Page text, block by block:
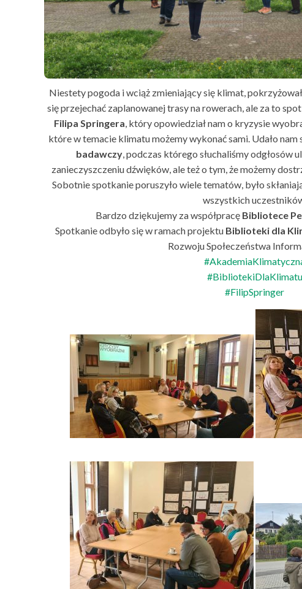
Niestety pogoda i wciąż zmieniający się klimat,
się przejechać zaplanowanej trasy na rowerach, ale za to
Filipa Springera, który opowiedział nam o kryzysie
które w temacie klimatu możemy wykonać sami. Udało
badawczy, podczas którego słuchaliśmy odgłosów
zanieczyszczeniu dźwięków, ale też o tym, że możemy
Sobotnie spotkanie poruszyło wiele tematów, było
wszystkich
Bardzo dziękujemy za współpracę Bibliotece
Spotkanie odbyło się w ramach projektu Biblioteki dla
Rozwoju Społeczeństwa
#BibliotekiDlaKlimatu
#FilipSpringer